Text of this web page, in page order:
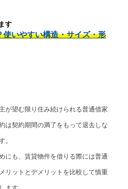
す
使いやすい構造・サイズ・形
が望む限り住み続けられる普通借家
は契約期間の満了をもって退去しな
。
にも、賃貸物件を借りる際には普通
リットとデメリットを比較して慎重